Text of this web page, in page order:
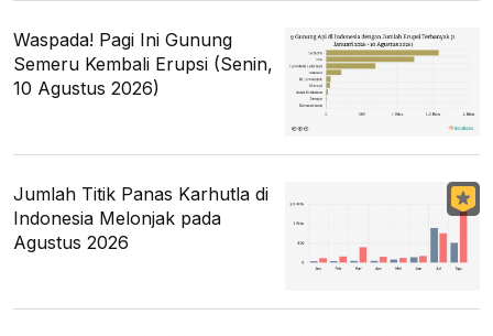
Waspada! Pagi Ini Gunung
Semeru Kembali Erupsi (Senin,
10 Agustus 2026)
Jumlah Titik Panas Karhutla di
Indonesia Melonjak pada
Agustus 2026